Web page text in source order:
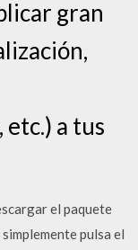
gran
etc.) a tus
el paquete
pulsa el